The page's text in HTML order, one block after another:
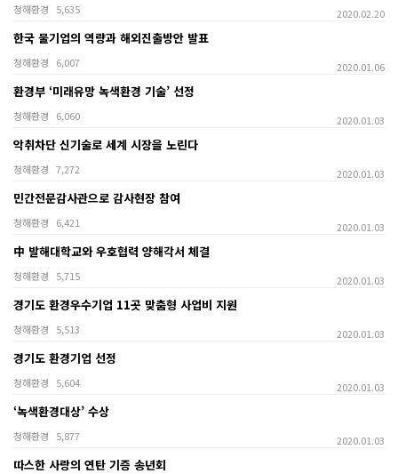
청해환경 5,635 2020.02.20
한국 물기업의 역량과 해외진출방안 발표
청해환경 6,007 2020.01.06
환경부 ‘미래유망 녹색환경 기술’ 선정
청해환경 6,060 2020.01.03
악취차단 신기술로 세계 시장을 노린다
청해환경 7,272 2020.01.03
민간전문감사관으로 감사현장 참여
청해환경 6,421 2020.01.03
中 발해대학교와 우호협력 양해각서 체결
청해환경 5,715 2020.01.03
경기도 환경우수기업 11곳 맞춤형 사업비 지원
청해환경 5,513 2020.01.03
경기도 환경기업 선정
청해환경 5,604 2020.01.03
‘녹색환경대상’ 수상
청해환경 5,877 2020.01.03
따스한 사랑의 연탄 기증 송년회